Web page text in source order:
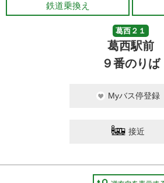
鉄道乗換え
葛西２１
葛西駅前
９番のりば
Myバス停登録
接近